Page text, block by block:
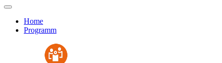
Home
Programm